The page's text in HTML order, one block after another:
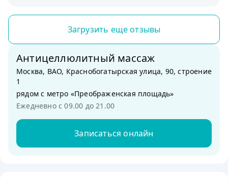
Загрузить еще отзывы
Антицеллюлитный массаж
Москва, ВАО, Краснобогатырская улица, 90, строение
1
рядом с метро «Преображенская площадь»
Ежедневно с 09.00 до 21.00
Записаться онлайн